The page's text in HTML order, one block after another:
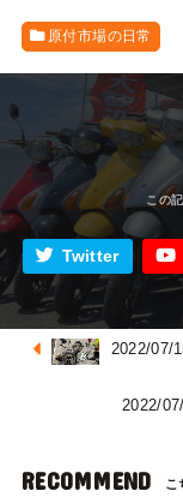
原付市場の日常
Twitter
2022/
2022/
RECOMMEND